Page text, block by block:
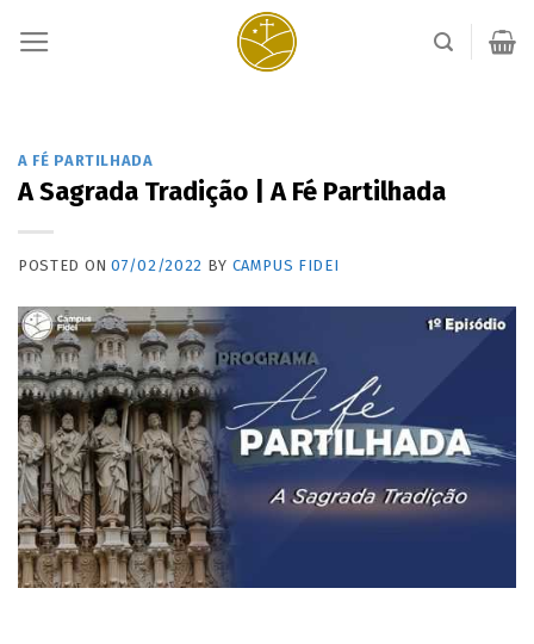
A FÉ PARTILHADA
A Sagrada Tradição | A Fé Partilhada
POSTED ON07/02/2022 BY CAMPUS FIDEI